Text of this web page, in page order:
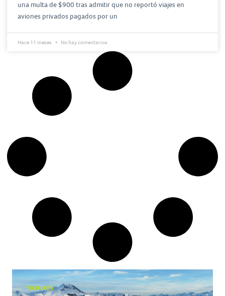
una multa de $900 tras admitir que no reportó viajes en
aviones privados pagados por un
Hace 11 meses No hay comentarios
YOUR ADS